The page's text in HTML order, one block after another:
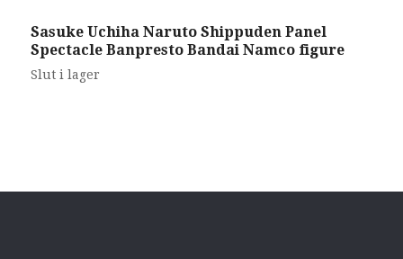
Sasuke Uchiha Naruto Shippuden Panel
Spectacle Banpresto Bandai Namco figure
Slut i lager